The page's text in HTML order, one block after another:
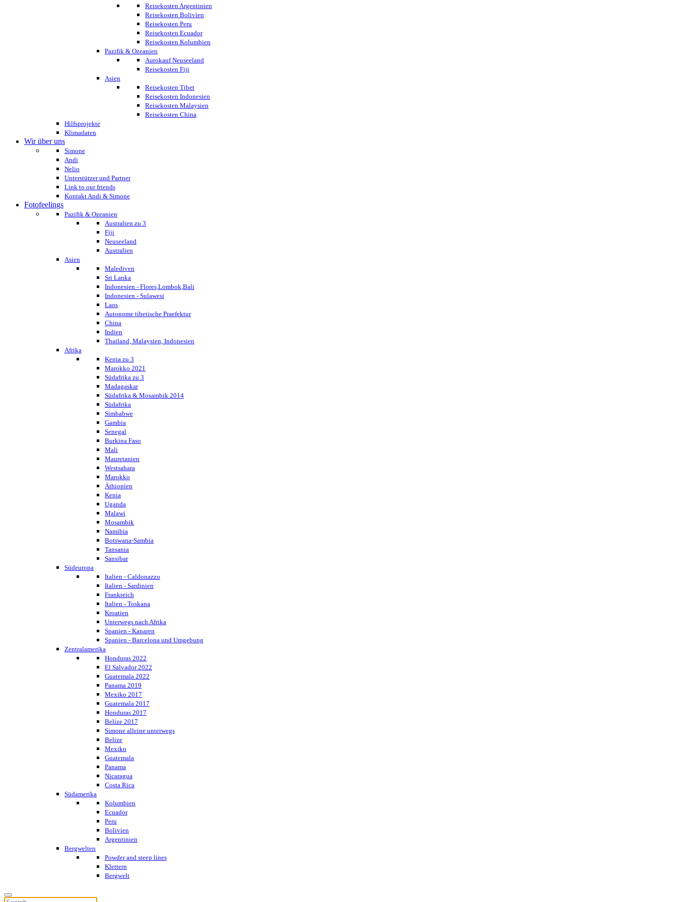
Reisekosten Argentinien
Reisekosten Bolivien
Reisekosten Peru
Reisekosten Ecuador
Reisekosten Kolumbien
Pazifik & Ozeanien
Autokauf Neuseeland
Reisekosten Fiji
Asien
Reisekosten Tibet
Reisekosten Indonesien
Reisekosten Malaysien
Reisekosten China
Hilfsprojekte
Klimadaten
Wir über uns
Simone
Andi
Nelio
Unterstützer und Partner
Link to our friends
Kontakt Andi & Simone
Fotofeelings
Pazifik & Ozeanien
Australien zu 3
Fiji
Neuseeland
Australien
Asien
Malediven
Sri Lanka
Indonesien - Flores,Lombok,Bali
Indonesien - Sulawesi
Laos
Autonome tibetische Praefektur
China
Indien
Thailand, Malaysien, Indonesien
Afrika
Kenia zu 3
Marokko 2021
Südafrika zu 3
Madagaskar
Südafrika & Mosambik 2014
Südafrika
Simbabwe
Gambia
Senegal
Burkina Faso
Mali
Mauretanien
Westsahara
Marokko
Äthiopien
Kenia
Uganda
Malawi
Mosambik
Namibia
Botswana-Sambia
Tansania
Sansibar
Südeuropa
Italien - Caldonazzo
Italien - Sardinien
Frankreich
Italien - Toskana
Kroatien
Unterwegs nach Afrika
Spanien - Kanaren
Spanien - Barcelona und Umgebung
Zentralamerika
Honduras 2022
El Salvador 2022
Guatemala 2022
Panama 2019
Mexiko 2017
Guatemala 2017
Honduras 2017
Belize 2017
Simone alleine unterwegs
Belize
Mexiko
Guatemala
Panama
Nicaragua
Costa Rica
Südamerika
Kolumbien
Ecuador
Peru
Bolivien
Argentinien
Bergwelten
Powder and steep lines
Klettern
Bergwelt